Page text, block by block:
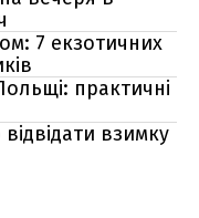
7 екзотичних
практичні
відвідати взимку